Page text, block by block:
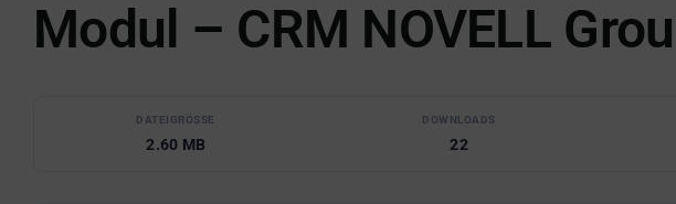
Modul – CRM NOVELL
DATEIGRÖSSE
2.60 MB
DOWNLOADS
22